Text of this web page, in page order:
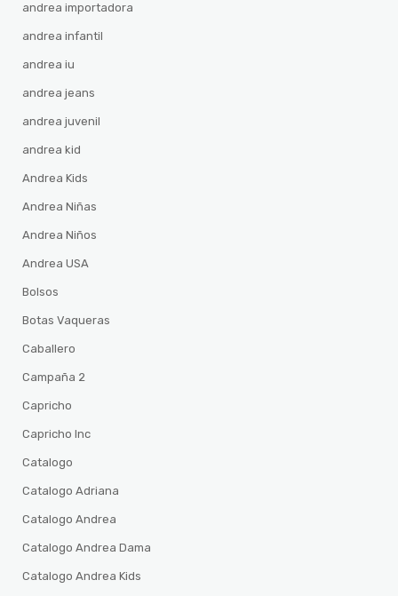
andrea importadora
andrea infantil
andrea iu
andrea jeans
andrea juvenil
andrea kid
Andrea Kids
Andrea Niñas
Andrea Niños
Andrea USA
Bolsos
Botas Vaqueras
Caballero
Campaña 2
Capricho
Capricho Inc
Catalogo
Catalogo Adriana
Catalogo Andrea
Catalogo Andrea Dama
Catalogo Andrea Kids